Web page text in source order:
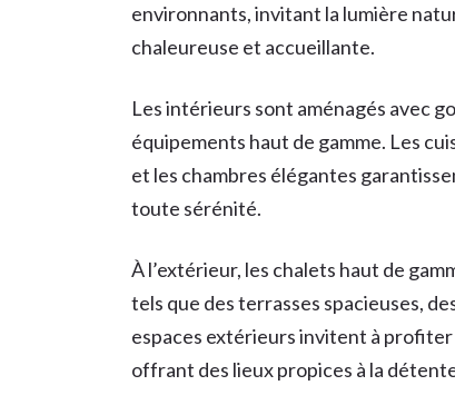
environnants, invitant la lumière
chaleureuse et accueillante.
Les intérieurs sont aménagés avec
équipements haut de gamme. Les
et les chambres élégantes
toute sérénité.
À l’extérieur, les chalets haut de
tels que des terrasses spacieuses,
espaces extérieurs invitent à
offrant des lieux propices à la